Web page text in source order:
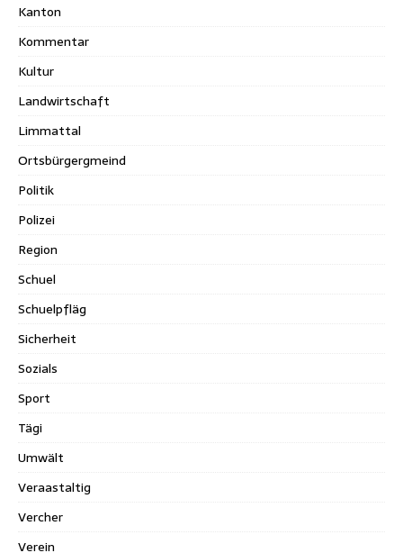
Kanton
Kommentar
Kultur
Landwirtschaft
Limmattal
Ortsbürgergmeind
Politik
Polizei
Region
Schuel
Schuelpfläg
Sicherheit
Sozials
Sport
Tägi
Umwält
Veraastaltig
Vercher
Verein